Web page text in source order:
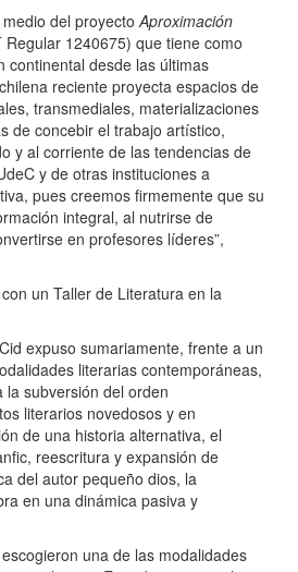
medio del proyectoAproximación
Regular 1240675) que tiene como
continental desde las últimas
reciente proyecta espacios de
transmediales, materializaciones
de concebir el trabajo artístico,
y al corriente de las tendencias de
y de otras instituciones a
pues creemos firmemente que su
integral, al nutrirse de
en profesores líderes”,
expuso sumariamente, frente a un
literarias contemporáneas,
subversión del orden
literarios novedosos y en
de una historia alternativa, el
reescritura y expansión de
del autor pequeño dios, la
en una dinámica pasiva y
una de las modalidades